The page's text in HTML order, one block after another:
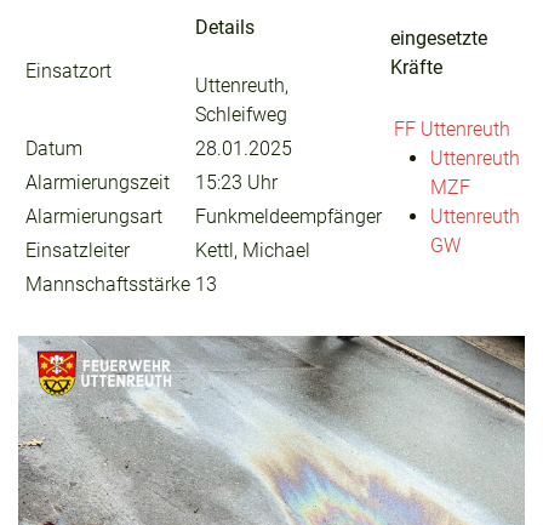
Einsatzort
Details
Uttenreuth,
Schleifweg
Datum
28.01.2025
Alarmierungszeit
15:23 Uhr
Alarmierungsart
Funkmeldeempfänger
Einsatzleiter
Kettl, Michael
Mannschaftsstärke 13
eingesetzte
Kräfte
FF Uttenreuth
Uttenreuth
MZF
Uttenreuth
GW